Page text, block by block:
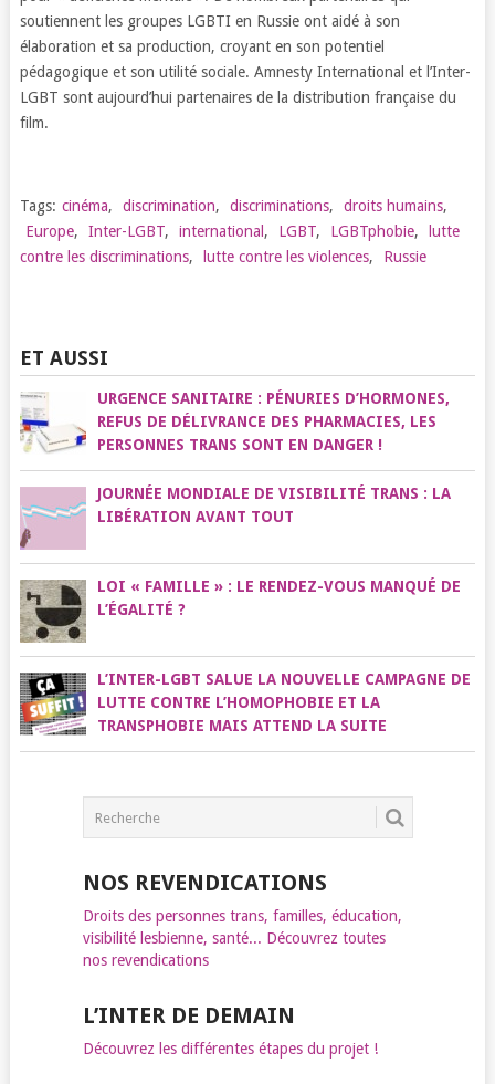
soutiennent les groupes LGBTI en Russie ont aidé à son
élaboration et sa production, croyant en son potentiel
pédagogique et son utilité sociale. Amnesty International et l’Inter-
LGBT sont aujourd’hui partenaires de la distribution française du
film.
Tags: cinéma, discrimination, discriminations, droits humains,
Europe, Inter-LGBT, international , LGBT, LGBTphobie,
lutte
contre les discriminations, lutte contre les violences, Russie
ET AUSSI
URGENCE SANITAIRE : PÉNURIES D’HORMONES,
REFUS DE DÉLIVRANCE DES PHARMACIES, LES
PERSONNES TRANS SONT EN DANGER !
JOURNÉE MONDIALE DE VISIBILITÉ TRANS : LA
LIBÉRATION AVANT TOUT
LOI « FAMILLE » : LE RENDEZ-VOUS MANQUÉ DE
L’ÉGALITÉ ?
L’INTER-LGBT SALUE LA NOUVELLE CAMPAGNE DE
LUTTE CONTRE L’HOMOPHOBIE ET LA
TRANSPHOBIE MAIS ATTEND LA SUITE
NOS REVENDICATIONS
Droits des personnes trans, familles, éducation,
visibilité lesbienne, santé... Découvrez toutes
nos revendications
L’INTER DE DEMAIN
Découvrez les différentes étapes du projet !